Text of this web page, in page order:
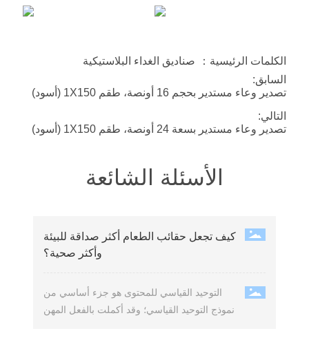
الكلمات الرئيسية：
صناديق الغداء البلاستيكية
السابق:
تصدير وعاء مستدير بحجم 16 أونصة، طقم 1X150 (أسود)
التالي:
تصدير وعاء مستدير بسعة 24 أونصة، طقم 1X150 (أسود)
الأسئلة الشائعة
كيف تجعل حقائب الطعام أكثر صداقة للبيئة
وأكثر صحية؟
التوحيد القياسي للمحتوى هو جزء أساسي من
نموذج التوحيد القياسي؛ وقد أكملت بالفعل المهن